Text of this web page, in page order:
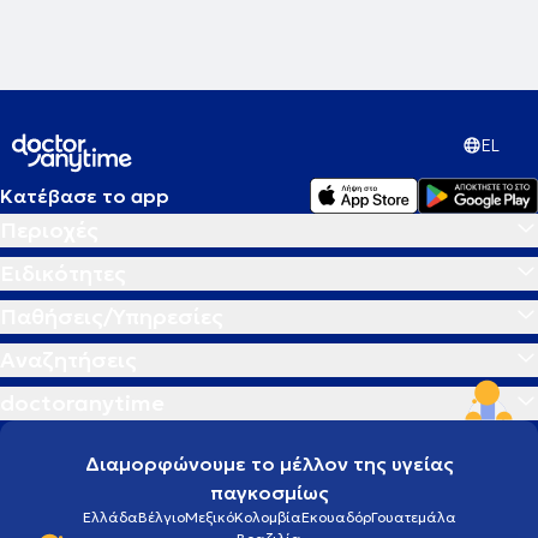
EL
Κατέβασε το app
Διαμορφώνουμε το μέλλον της υγείας
παγκοσμίως
ΕλλάδαΒέλγιοΜεξικόΚολομβίαΕκουαδόρΓουατεμάλα